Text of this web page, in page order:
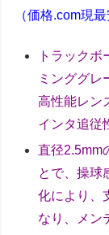
（価格.com現
トラック
ミンググレ
高性能レン
インタ追従
直径2.5mm
とで、操球
化により、
なり、メン